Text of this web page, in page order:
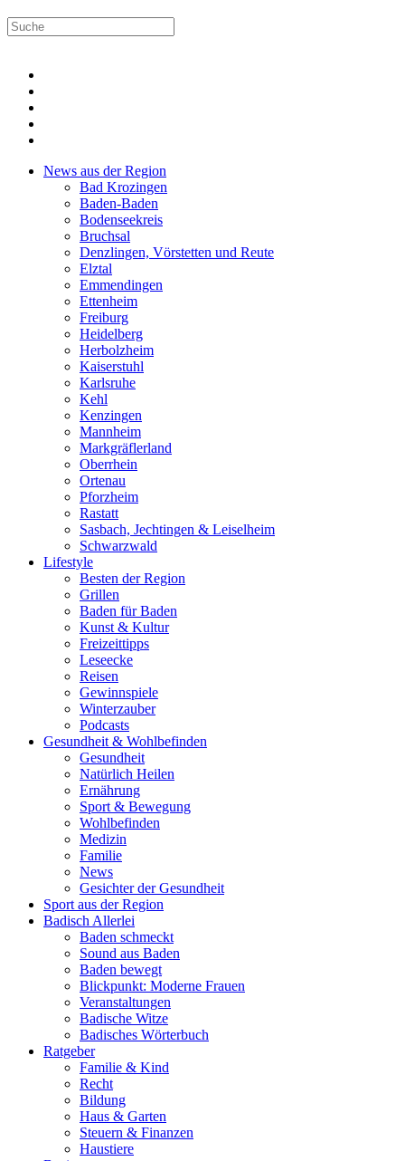
News aus der Region
Bad Krozingen
Baden-Baden
Bodenseekreis
Bruchsal
Denzlingen, Vörstetten und Reute
Elztal
Emmendingen
Ettenheim
Freiburg
Heidelberg
Herbolzheim
Kaiserstuhl
Karlsruhe
Kehl
Kenzingen
Mannheim
Markgräflerland
Oberrhein
Ortenau
Pforzheim
Rastatt
Sasbach, Jechtingen & Leiselheim
Schwarzwald
Lifestyle
Besten der Region
Grillen
Baden für Baden
Kunst & Kultur
Freizeittipps
Leseecke
Reisen
Gewinnspiele
Winterzauber
Podcasts
Gesundheit & Wohlbefinden
Gesundheit
Natürlich Heilen
Ernährung
Sport & Bewegung
Wohlbefinden
Medizin
Familie
News
Gesichter der Gesundheit
Sport aus der Region
Badisch Allerlei
Baden schmeckt
Sound aus Baden
Baden bewegt
Blickpunkt: Moderne Frauen
Veranstaltungen
Badische Witze
Badisches Wörterbuch
Ratgeber
Familie & Kind
Recht
Bildung
Haus & Garten
Steuern & Finanzen
Haustiere